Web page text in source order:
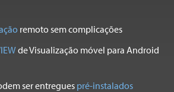
remoto sem complicações
de Visualização móvel para Android
ser entregues pré-instalados